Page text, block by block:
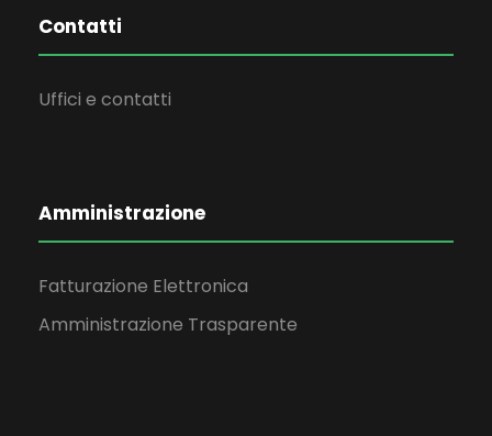
Contatti
Uffici e contatti
Amministrazione
Fatturazione Elettronica
Amministrazione Trasparente